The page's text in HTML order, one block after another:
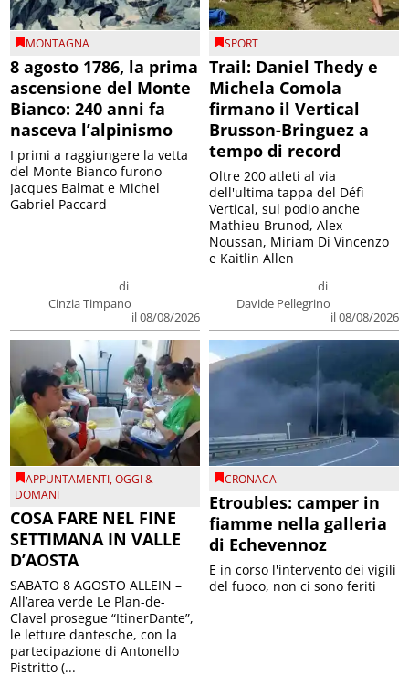
MONTAGNA
8 agosto 1786, la prima
ascensione del Monte
Bianco: 240 anni fa
nasceva l’alpinismo
di
Cinzia Timpano
il 08/08/2026
I primi a raggiungere la vetta
del Monte Bianco furono
Jacques Balmat e Michel
Gabriel Paccard
SPORT
Trail: Daniel Thedy e
Michela Comola
firmano il Vertical
Brusson-Bringuez a
tempo di record
di
Davide Pellegrino
il 08/08/2026
Oltre 200 atleti al via
dell'ultima tappa del Défì
Vertical, sul podio anche
Mathieu Brunod, Alex
Noussan, Miriam Di Vincenzo
e Kaitlin Allen
APPUNTAMENTI,OGGI &
DOMANI
COSA FARE NEL FINE
SETTIMANA IN VALLE
D’AOSTA
SABATO 8 AGOSTO ALLEIN –
All’area verde Le Plan-de-
Clavel prosegue “ItinerDante”,
le letture dantesche, con la
partecipazione di Antonello
Pistritto (...
CRONACA
Etroubles: camper in
fiamme nella galleria
di Echevennoz
E in corso l'intervento dei vigili
del fuoco, non ci sono feriti